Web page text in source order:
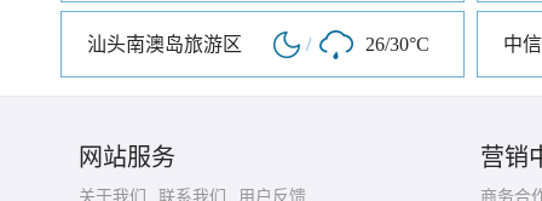
汕头南澳岛旅游区 / 26/30°C
网站服务
关于我们 联系我们
用户反馈
营销
商务合